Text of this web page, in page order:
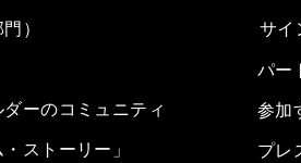
）
ーのコミュニティ
ストーリー」
サイ
パー
参加
プレ